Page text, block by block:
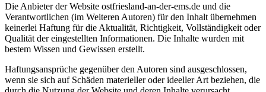
Die Anbieter der Website ostfriesland-an-der-ems.de und die
Verantwortlichen (im Weiteren Autoren) für den Inhalt übernehmen
keinerlei Haftung für die Aktualität, Richtigkeit, Vollständigkeit oder
Qualität der eingestellten Informationen. Die Inhalte wurden mit
bestem Wissen und Gewissen erstellt.
Haftungsansprüche gegenüber den Autoren sind ausgeschlossen,
wenn sie sich auf Schäden materieller oder ideeller Art beziehen, die